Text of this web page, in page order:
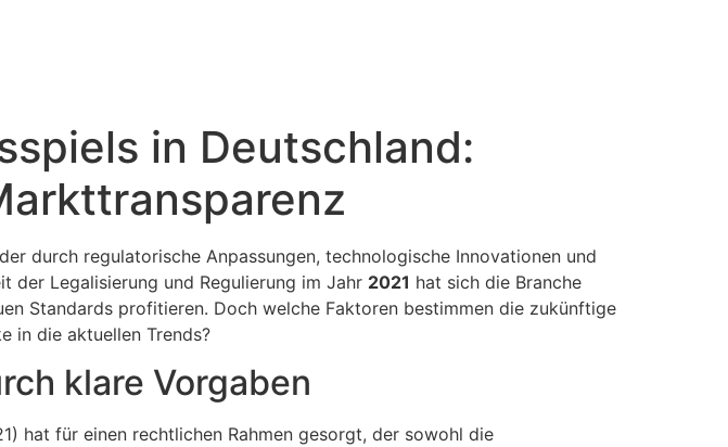
in Deutschland:
durch regulatorische Anpassungen, technologische Innovationen und
der Legalisierung und Regulierung im Jahr 2021 hat sich die Branche
Standards profitieren. Doch welche Faktoren bestimmen die zukünftige
in die aktuellen Trends?
klare Vorgaben
hat für einen rechtlichen Rahmen gesorgt, der sowohl die